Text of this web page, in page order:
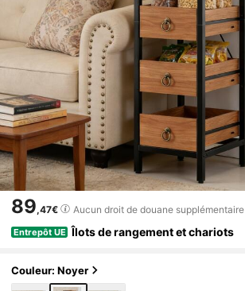
89,47€ Aucun droit de douane supplémentaire
Entrepôt UE Îlots de rangement et chariots
Couleur: Noyer